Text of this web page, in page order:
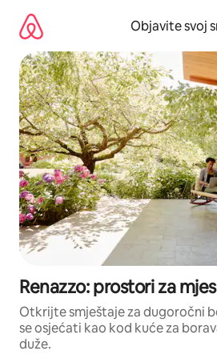
sadržaj
Objavite svoj
Renazzo: prostori za
Otkrijte smještaje za dugoročni
se osjećati kao kod kuće za
duže.